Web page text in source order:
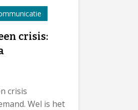
crisis:
crisis
Wel is het